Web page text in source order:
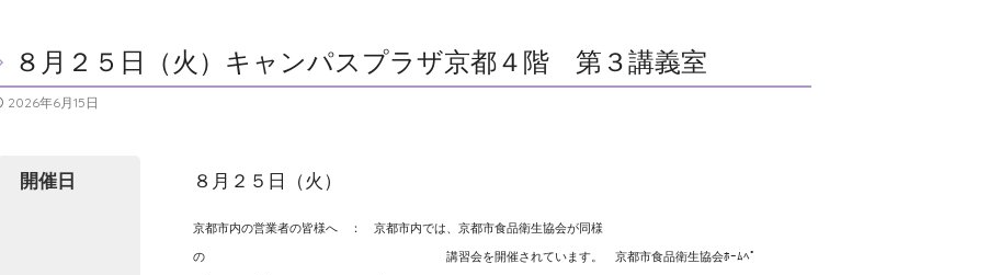
８月２５日（火）キャンパスプラザ京都４階 第３講義室
2026年6月15日
開催日 ８月２５日（火）
京都市内の営業者の皆様へ ： 京都市内では、京都市食品衛生協会が同様
の 講習会を開催されています。 京都市食品衛生協会ﾎｰﾑﾍﾟ